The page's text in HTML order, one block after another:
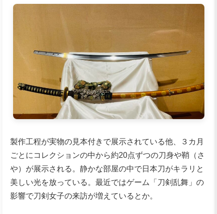
製作工程が実物の見本付きで展示されている他、３カ月
ごとにコレクションの中から約20点ずつの刀身や鞘（さ
や）が展示される。静かな部屋の中で日本刀がキラリと
美しい光を放っている。最近ではゲーム「刀剣乱舞」の
影響で刀剣女子の来訪が増えているとか。